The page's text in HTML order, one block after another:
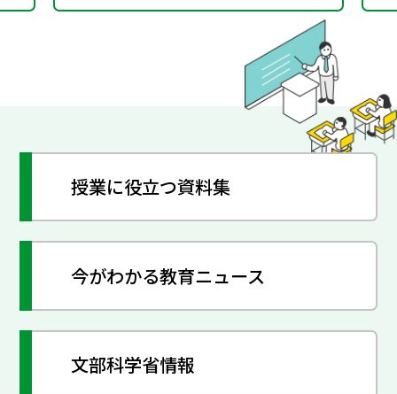
授業に役立つ資料集
今がわかる教育ニュース
文部科学省情報